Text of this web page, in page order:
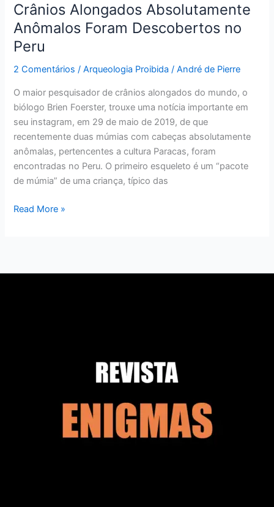
Crânios Alongados Absolutamente
Anômalos Foram Descobertos no
Peru
2 Comentários /Arqueologia Proibida /André de Pierre
O maior pesquisador de crânios alongados do mundo, o
biólogo Brien Foerster, trouxe uma notícia importante em
seu instagram, em 29 de maio de 2019, de que
recentemente duas múmias com cabeças absolutamente
anômalas, pertencentes a cultura Paracas, foram
encontradas no Peru. O primeiro esqueleto é um “pacote
de múmia” de uma criança, típico das
Read More »